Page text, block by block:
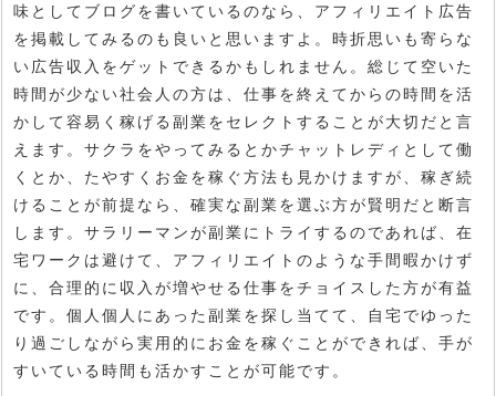
味としてブログを書いているのなら、アフィリエイト広告
を掲載してみるのも良いと思いますよ。時折思いも寄らな
い広告収入をゲットできるかもしれません。総じて空いた
時間が少ない社会人の方は、仕事を終えてからの時間を活
かして容易く稼げる副業をセレクトすることが大切だと言
えます。サクラをやってみるとかチャットレディとして働
くとか、たやすくお金を稼ぐ方法も見かけますが、稼ぎ続
けることが前提なら、確実な副業を選ぶ方が賢明だと断言
します。サラリーマンが副業にトライするのであれば、在
宅ワークは避けて、アフィリエイトのような手間暇かけず
に、合理的に収入が増やせる仕事をチョイスした方が有益
です。個人個人にあった副業を探し当てて、自宅でゆった
り過ごしながら実用的にお金を稼ぐことができれば、手が
すいている時間も活かすことが可能です。